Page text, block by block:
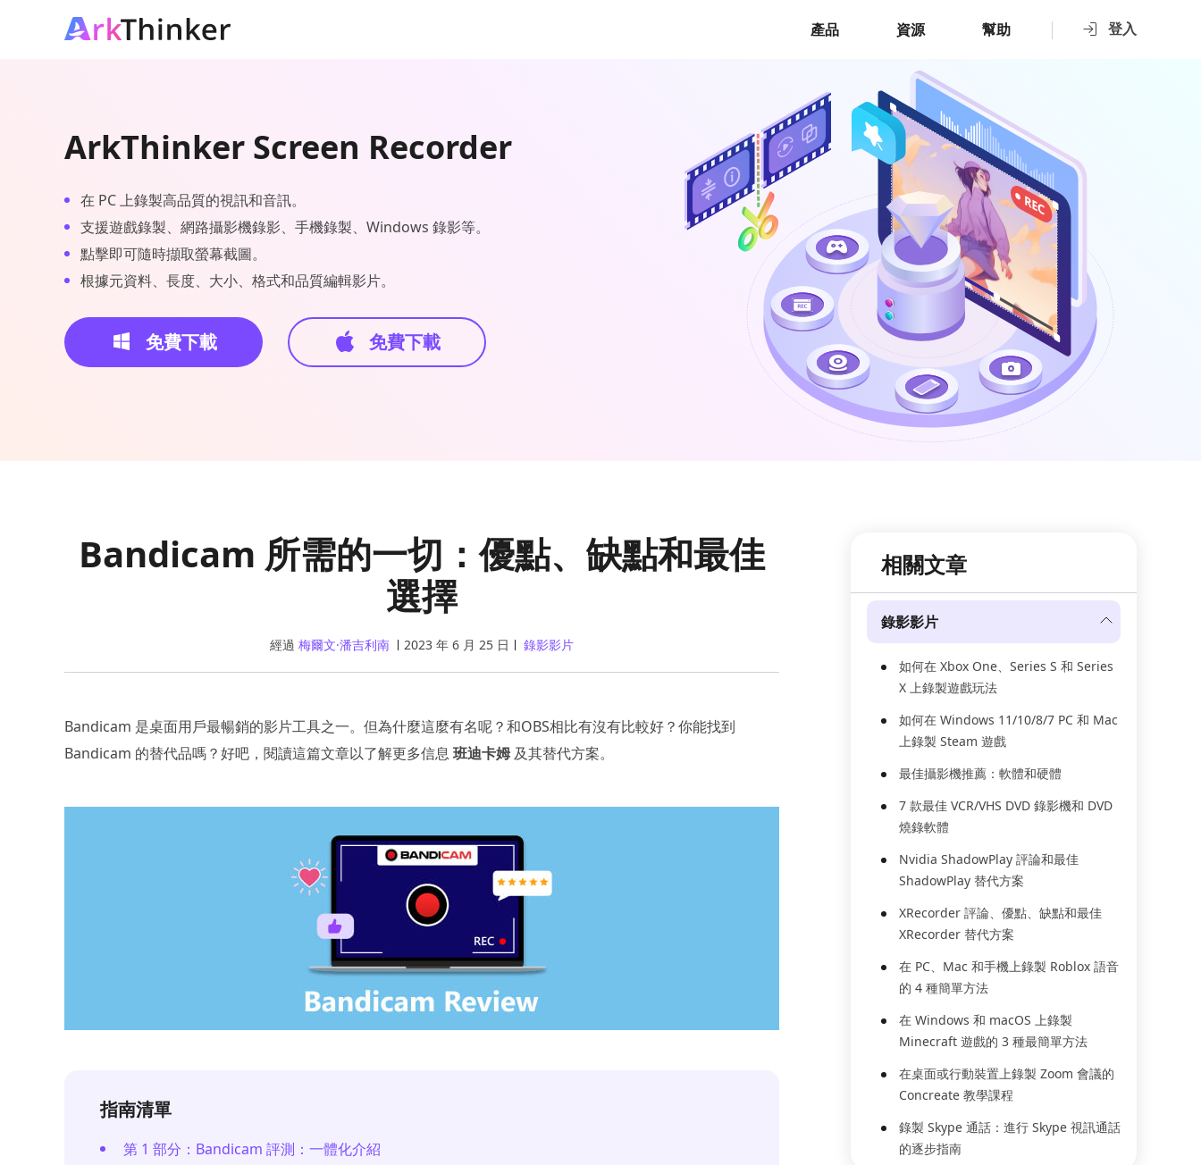
登入
產品 資源 幫助
ArkThinker Screen Recorder
在 PC 上錄製高品質的視訊和音訊。
支援遊戲錄製、網路攝影機錄影、手機錄製、Windows 錄影等。
點擊即可隨時擷取螢幕截圖。
根據元資料、長度、大小、格式和品質編輯影片。
免費下載 免費下載
Bandicam 所需的一切：優點、缺點和最佳
選擇
經過 梅爾文·潘吉利南 2023 年 6 月 25 日 錄影影片
Bandicam 是桌面用戶最暢銷的影片工具之一。但為什麼這麼有名呢？和OBS相比有沒有比較好？你能找到
Bandicam 的替代品嗎？好吧，閱讀這篇文章以了解更多信息 班迪卡姆 及其替代方案。
指南清單
第 1 部分：Bandicam 評測：一體化介紹
相關文章
錄影影片
如何在 Xbox One、Series S 和 Series
X 上錄製遊戲玩法
如何在 Windows 11/10/8/7 PC 和 Mac
上錄製 Steam 遊戲
最佳攝影機推薦：軟體和硬體
7 款最佳 VCR/VHS DVD 錄影機和 DVD
燒錄軟體
Nvidia ShadowPlay 評論和最佳
ShadowPlay 替代方案
XRecorder 評論、優點、缺點和最佳
XRecorder 替代方案
在 PC、Mac 和手機上錄製 Roblox 語音
的 4 種簡單方法
在 Windows 和 macOS 上錄製
Minecraft 遊戲的 3 種最簡單方法
在桌面或行動裝置上錄製 Zoom 會議的
Concreate 教學課程
錄製 Skype 通話：進行 Skype 視訊通話
的逐步指南